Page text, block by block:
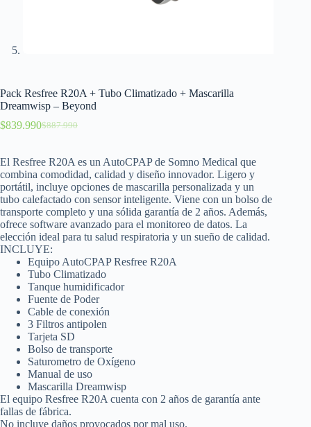
Pack Resfree R20A + Tubo Climatizado + Mascarilla
Dreamwisp – Beyond
$887.990
$839.990
El Resfree R20A es un AutoCPAP de Somno Medical que
combina comodidad, calidad y diseño innovador. Ligero y
portátil, incluye opciones de mascarilla personalizada y un
tubo calefactado con sensor inteligente. Viene con un bolso de
transporte completo y una sólida garantía de 2 años. Además,
ofrece software avanzado para el monitoreo de datos. La
elección ideal para tu salud respiratoria y un sueño de calidad.
INCLUYE:
Equipo AutoCPAP Resfree R20A
Tubo Climatizado
Tanque humidificador
Fuente de Poder
Cable de conexión
3 Filtros antipolen
Tarjeta SD
Bolso de transporte
Saturometro de Oxígeno
Manual de uso
Mascarilla Dreamwisp
El equipo Resfree R20A cuenta con 2 años de garantía ante
fallas de fábrica.
No incluye daños provocados por mal uso.